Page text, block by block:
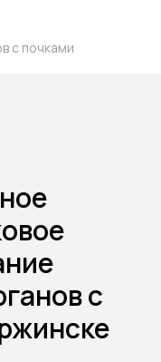
с почками
с